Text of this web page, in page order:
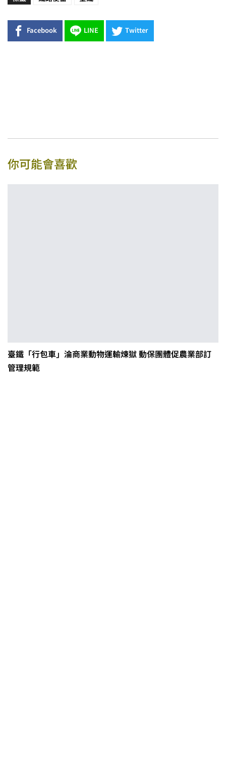
Facebook LINE Twitter
你可能會喜歡
臺鐵「行包車」淪商業動物運輸煉獄 動保團體促農業部訂
管理規範